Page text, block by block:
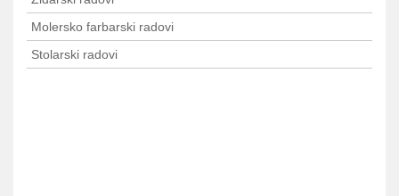
Molersko farbarski radovi
Stolarski radovi